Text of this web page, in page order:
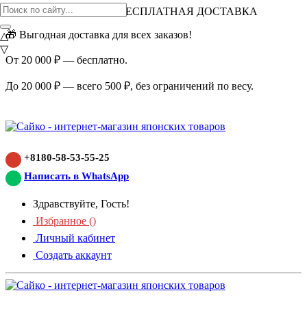
ВНИМАНИЕ АКЦИЯ!
БЕСПЛАТНАЯ ДОСТАВКА
🎁 Выгодная доставка для всех заказов!
От 20 000 ₽ — бесплатно.
До 20 000 ₽ — всего 500 ₽, без ограничений по весу.
+8180-58-53-55-25
Написать в WhatsApp
Здравствуйте, Гость!
Избранное ()
Личный кабинет
Создать аккаунт
△
▽